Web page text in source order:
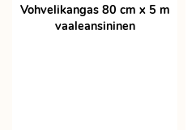
Vohvelikangas 80 cm x 5 m
vaaleansininen